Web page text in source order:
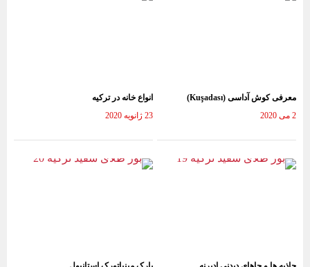
معرفی کوش آداسی (Kuşadası)
2 می 2020
انواع خانه در ترکیه
23 ژانویه 2020